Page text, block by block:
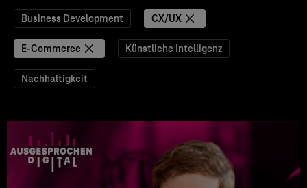
Business Development CX/UX
E-Commerce Künstliche Intelligenz
Nachhaltigkeit